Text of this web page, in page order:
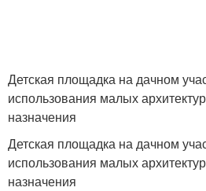
Детская площадка на дачном
использования малых
назначения
Детская площадка на дачном
использования малых
назначения